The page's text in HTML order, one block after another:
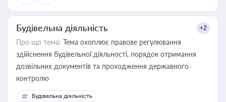
Будівельна діяльність +2
Про що тема: Тема охоплює правове регулювання
здійснення будівельної діяльності, порядок отримання
дозвільних документів та проходження державного
контролю
Будівельна діяльність